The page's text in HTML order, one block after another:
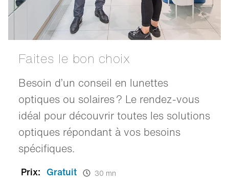
Faites le bon choix
Besoin d’un conseil en lunettes
optiques ou solaires ? Le rendez-vous
idéal pour découvrir toutes les solutions
optiques répondant à vos besoins
spécifiques.
Prix: Gratuit 30 mn